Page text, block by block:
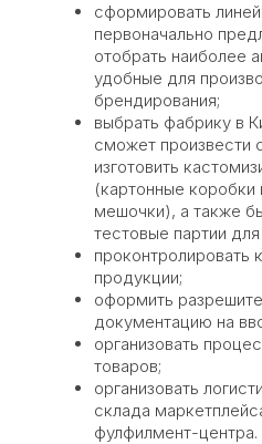
сформировать
первоначально
отобрать наиболее
удобные для
брендирования;
выбрать фабрику в
сможет произвести
изготовить
(картонные коробки
мешочки), а также
тестовые партии
проконтролировать
продукции;
оформить
документацию на
организовать
товаров;
организовать
склада
фулфилмент-центра.